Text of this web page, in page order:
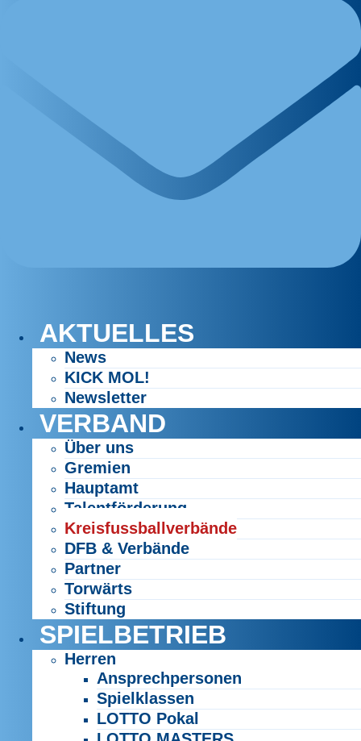
AKTUELLES
News
KICK MOL!
Newsletter
VERBAND
Über uns
Gremien
Hauptamt
Talentförderung
Kreisfussballverbände
DFB & Verbände
Partner
Torwärts
Stiftung
SPIELBETRIEB
Herren
Ansprechpersonen
Spielklassen
LOTTO Pokal